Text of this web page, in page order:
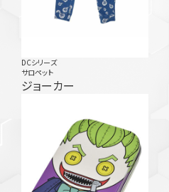
DCシリーズ
サロペット
ジョーカー